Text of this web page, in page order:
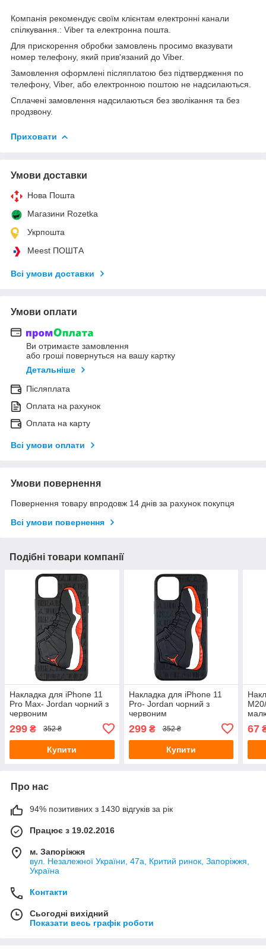
Компанія рекомендує своїм клієнтам електронні канали
спілкування.: Viber та електронна пошта.
Для прискорення обробки замовлень просимо вказувати
номер телефону, який прив'язаний до Viber.
Замовлення оформлені післяплатою без підтвердження по
телефону, Viber, або електронною поштою не надсилаються.
Сплачені замовлення надсилаються без зволікання та без
продзвону.
Приховати
Умови доставки
Нова Пошта
Магазини Rozetka
Укрпошта
Meest ПОШТА
Всі умови доставки
Умови оплати
Ви отримаєте замовлення
або гроші повернуться на вашу картку
Детальніше
Післяплата
Оплата на рахунок
Оплата на карту
Всі умови оплати
Умови повернення
Повернення товару впродовж 14 днів за рахунок покупця
Всі умови повернення
Подібні товари компанії
Накладка для iPhone 11
Pro Max- Jordan чорний з
червоним
299 ₴ 352 ₴
Купити
Накладка для iPhone 11
Pro- Jordan чорний з
червоним
299₴ 352 ₴
Купити
67
Про нас
94% позитивних з 1430 відгуків за рік
Працює з 19.02.2016
м. Запоріжжя
вул. Незалежної України, 47а, Критий ринок, Запоріжжя,
Україна
Контакти
Сьогодні вихідний
Показати весь графік роботи